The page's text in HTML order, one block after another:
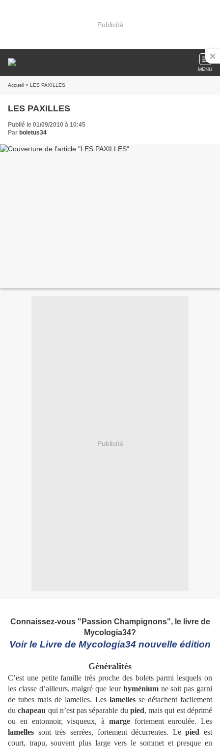
Publicité
MENU
Accueil » LES PAXILLES
LES PAXILLES
Publié le 01/09/2010 à 10:45
Par boletus34
Publicité
Connaissez-vous "Passion Champignons", le livre de
Mycologia34?
Voir le Livre de Mycologia34 nouvelle édition
Généralités
C’est une petite famille très proche des bolets parmi lesquels on
les classe d’ailleurs, malgré que leur hyméniumne soit pas garni
de tubes mais de lamelles. Les lamellesse détachent facilement
duchapeau qui n’est pas séparable du pied, mais qui est déprimé
ou en entonnoir, visqueux, à margefortement enroulée. Les
lamelles sont très serrées, fortement décurrentes. Lepied est
court, trapu, souvent plus large vers le sommet et presque en